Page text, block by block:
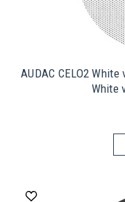
AUDAC CELO2
White